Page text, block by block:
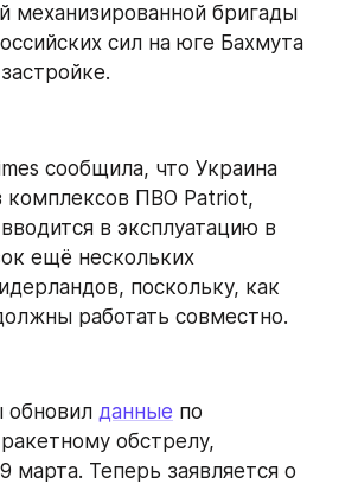
механизированной бригады
сил на юге Бахмута
комплексов ПВО Patriot,
в эксплуатацию в
ещё нескольких
поскольку, как
работать совместно.
обновил данные по
обстрелу,
Теперь заявляется о